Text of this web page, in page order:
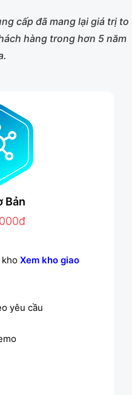
cấp đã mang lại giá trị to
hàng trong hơn 5 năm
Bản
Xem kho giao
yêu cầu